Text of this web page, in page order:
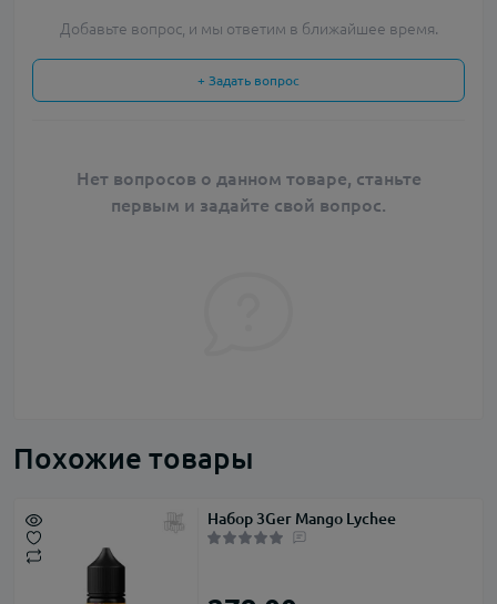
Добавьте вопрос, и мы ответим в ближайшее время.
+ Задать вопрос
Нет вопросов о данном товаре, станьте
первым и задайте свой вопрос.
Похожие товары
Набор 3Ger Mango Lychee